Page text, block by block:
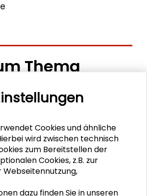
Thema
und moderne Kultur
Stiftung
Schnipsel
Cookies und ähnliche
wird zwischen technisch
zum Bereitstellen der
Cookies, z.B. zur
dazu finden Sie in unseren